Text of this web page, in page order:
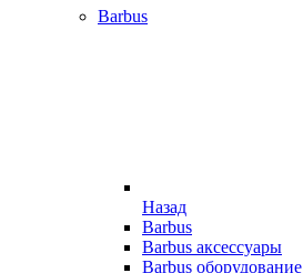
Barbus
Назад
Barbus
Barbus аксессуары
Barbus оборудование